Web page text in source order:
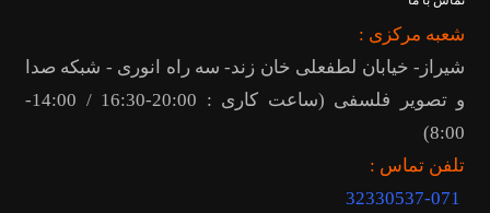
شعبه مرکزی :
شیراز- خیابان لطفعلی خان زند- سه راه انوری - شبکه صدا
و تصویر فلسفی (ساعت کاری : 20:00-16:30 / 14:00-
8:00)
تلفن تماس :
32330537-071